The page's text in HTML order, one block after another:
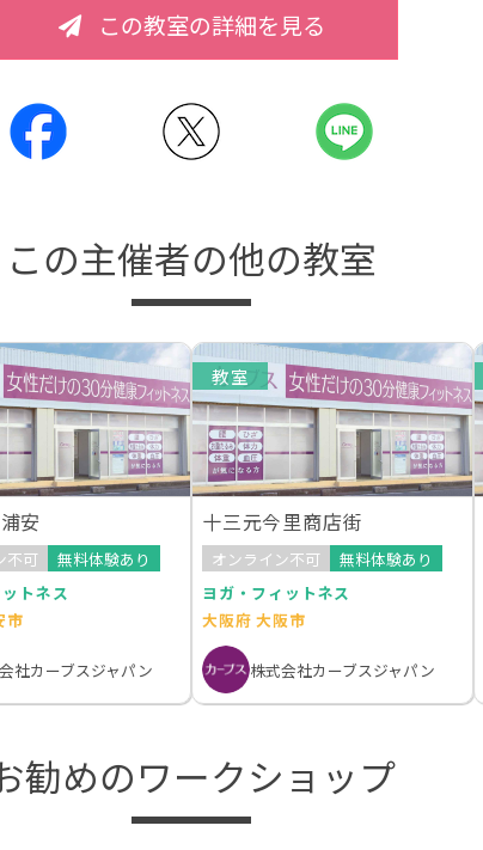
この教室の詳細を見る
この主催者の他の教室
安
不可
無料体験あり
トネス
市
社カーブスジャパン
教室
十三元今里商店街
オンライン不可
無料体験あり
ヨガ・フィットネス
大阪府 大阪市
株式会社カーブスジャパン
勧めのワークショップ